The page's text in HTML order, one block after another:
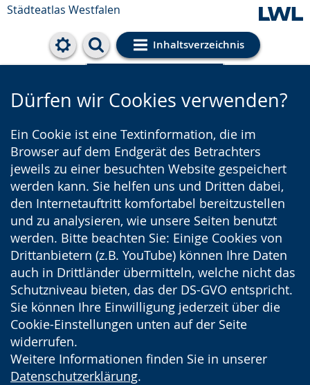
Städteatlas Westfalen
Inhaltsverzeichnis
Cookie-Einstellungen
Dürfen wir Cookies verwenden?
Ein Cookie ist eine Textinformation, die im
Browser auf dem Endgerät des Betrachters
jeweils zu einer besuchten Website gespeichert
werden kann. Sie helfen uns und Dritten dabei,
den Internetauftritt komfortabel bereitzustellen
und zu analysieren, wie unsere Seiten benutzt
werden. Bitte beachten Sie: Einige Cookies von
Drittanbietern (z.B. YouTube) können Ihre Daten
auch in Drittländer übermitteln, welche nicht das
Schutzniveau bieten, das der DS-GVO entspricht.
Sie können Ihre Einwilligung jederzeit über die
Cookie-Einstellungen unten auf der Seite
widerrufen.
Weitere Informationen finden Sie in unserer
Datenschutzerklärung.